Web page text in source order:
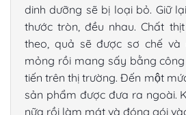
dinh dưỡng sẽ bị loại bỏ. Giữ
thước tròn, đều nhau. Chất
theo, quả sẽ được sơ chế
mỏng rồi mang sấy bằng
tiến trên thị trường. Đến một
sản phẩm được đưa ra ngoài.
nữa rồi làm mát và đóng gói